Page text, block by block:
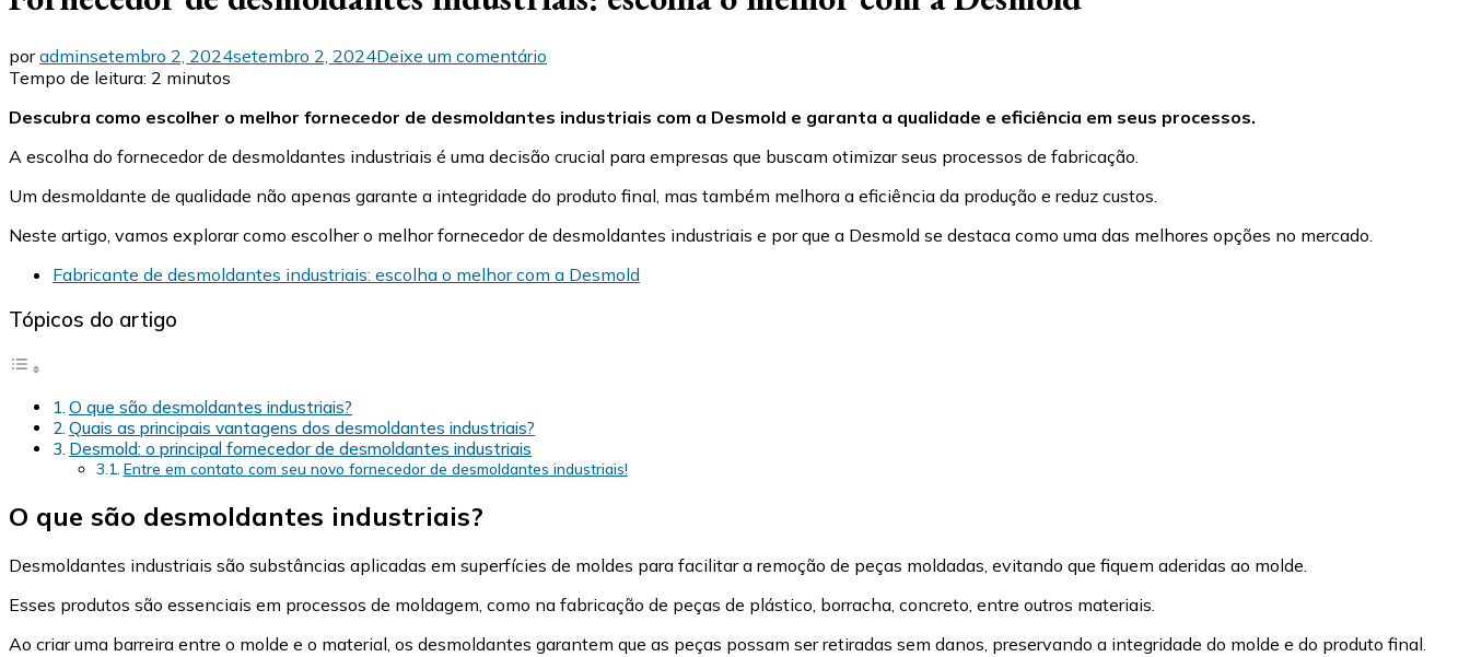
poradminsetembro 2, 2024setembro 2, 2024Deixe um comentário
desmoldantes
escolha
melhor
com
Desmold
Tempo de leitura: 2 minutos
Descubra como escolher o melhor fornecedor de desmoldantes industriais com a Desmold e garanta a qualidade e eficiência em seus processos.
A escolha do fornecedor de desmoldantes industriais é uma decisão crucial para empresas que buscam otimizar seus processos de fabricação.
Um desmoldante de qualidade não apenas garante a integridade do produto final, mas também melhora a eficiência da produção e reduz custos.
Neste artigo, vamos explorar como escolher o melhor fornecedor de desmoldantes industriais e por que a Desmold se destaca como uma das melhores opções no mercado.
Fabricante de desmoldantes industriais: escolha o melhor com a Desmold
Tópicos do artigo
O que são desmoldantes industriais?
Quais as principais vantagens dos desmoldantes industriais?
Desmold: o principal fornecedor de desmoldantes industriais
Entre em contato com seu novo fornecedor de desmoldantes industriais!
O que são desmoldantes industriais?
Desmoldantes industriais são substâncias aplicadas em superfícies de moldes para facilitar a remoção de peças moldadas, evitando que fiquem aderidas ao molde.
Esses produtos são essenciais em processos de moldagem, como na fabricação de peças de plástico, borracha, concreto, entre outros materiais.
Ao criar uma barreira entre o molde e o material, os desmoldantes garantem que as peças possam ser retiradas sem danos, preservando a integridade do molde e do produto final.